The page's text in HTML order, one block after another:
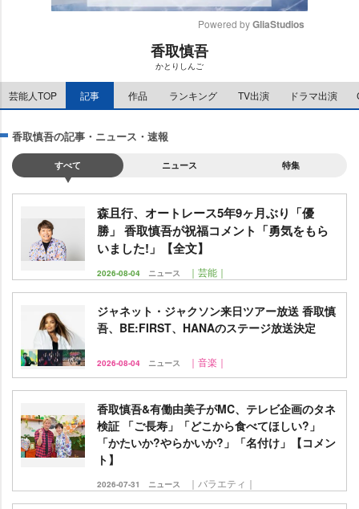
e
Powered by GliaStudios
香取慎吾
かとりしんご
芸能人TOP 記事 作品 ランキング TV出演 ドラマ出演
香取慎吾の記事・ニュース・速報
すべて ニュース 特集
森且行、オートレース5年9ヶ月ぶり「優
勝」 香取慎吾が祝福コメント「勇気をもら
いました!」【全文】
2026-08-04 ニュース ｜芸能｜
ジャネット・ジャクソン来日ツアー放送 香取慎
吾、BE:FIRST、HANAのステージ放送決定
2026-08-04 ニュース ｜音楽｜
香取慎吾&有働由美子がMC、テレビ企画のタネ
検証 「ご長寿」「どこから食べてほしい?」
「かたいか?やらかいか?」「名付け」【コメン
ト】
2026-07-31 ニュース ｜バラエティ｜